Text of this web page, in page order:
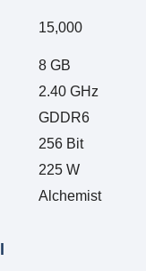
15,000
8 GB
2.40 GHz
GDDR6
256 Bit
225 W
Alchemist